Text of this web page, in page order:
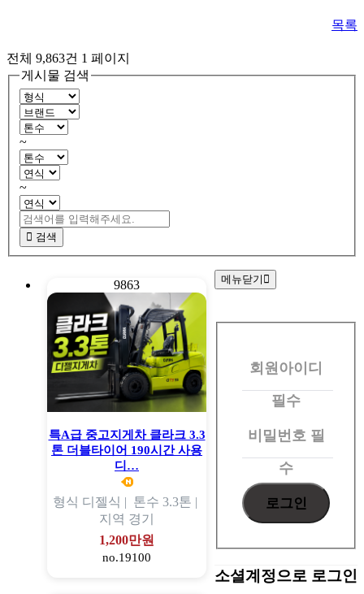
목록
전체 9,863건 1 페이지
게시물 검색
~
~
검색
9863
특A급 중고지게차 클라크 3.3
톤 더블타이어 190시간 사용
디…
형식 디젤식 | 톤수 3.3톤 |
지역 경기
1,200만원
no.19100
메뉴닫기
회
회원아이디
필수
비밀번호 필
수
소셜계정으로 로그인